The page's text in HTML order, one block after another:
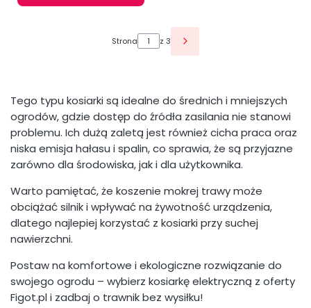
Strona z 3
Tego typu kosiarki są idealne do średnich i mniejszych
ogrodów, gdzie dostęp do źródła zasilania nie stanowi
problemu. Ich dużą zaletą jest również cicha praca oraz
niska emisja hałasu i spalin, co sprawia, że są przyjazne
zarówno dla środowiska, jak i dla użytkownika.
Warto pamiętać, że koszenie mokrej trawy może
obciążać silnik i wpływać na żywotność urządzenia,
dlatego najlepiej korzystać z kosiarki przy suchej
nawierzchni.
Postaw na komfortowe i ekologiczne rozwiązanie do
swojego ogrodu – wybierz kosiarkę elektryczną z oferty
Figot.pl i zadbaj o trawnik bez wysiłku!